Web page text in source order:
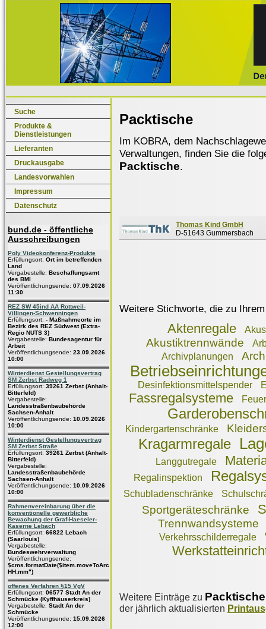
Suche
Produkte &
Dienstleistungen
Lieferanten
Druckausgabe
Landesvorwahlen
Impressum
Datenschutz
bund.de - öffentliche
Ausschreibungen
Poly Videokonferenz-Produkte
Erfüllungsort: Ort im betreffenden
Land
Vergabestelle: Beschaffungsamt
des BMI
Veröffentlichungsende: 07.09.2026
11:30
REZ SW 45ind AA Rottweil-
Villingen-Schwenningen
Erfüllungsort: - Maßnahmeorte im
Bezirk des REZ Südwest (Extra-
Regio NUTS 3)
Vergabestelle: Bundesagentur für
Arbeit
Veröffentlichungsende: 23.09.2026
10:00
Winterdienst Gestellungsvertrag
SM Zerbst Radweg 1
Erfüllungsort: 39261 Zerbst (Anhalt-
Bitterfeld)
Vergabestelle:
Landesstraßenbaubehörde
Sachsen-Anhalt
Veröffentlichungsende: 10.09.2026
10:00
Winterdienst Gestellungsvertrag
SM Zerbst Straße
Erfüllungsort: 39261 Zerbst (Anhalt-
Bitterfeld)
Vergabestelle:
Landesstraßenbaubehörde
Sachsen-Anhalt
Veröffentlichungsende: 10.09.2026
10:00
Rahmenvereinbarung über die
konventionelle gewerbliche
Bewachung der Graf-Haeseler-
Kaserne Lebach
Erfüllungsort: 66822 Lebach
(Saarlouis)
Vergabestelle:
Bundeswehrverwaltung
Veröffentlichungsende:
$cms.formatDate($item.moveToArchive,"dd.MM.yyyy
HH:mm")
offenes Verfahren §15 VgV
Erfüllungsort: 06577 Stadt An der
Schmücke (Kyffhäuserkreis)
Vergabestelle: Stadt An der
Schmücke
Veröffentlichungsende: 15.09.2026
12:00
Packtische
Im KOBRA, dem
Verwaltungen, finden Sie die
Packtische.
Thomas Kind GmbH
D-51643 Gummersbach
Weitere Stichworte, die zu
Aktenregale
Akustiktrennwände
Archivplanungen
Desinfektionsmittelspender
Fassregalsysteme
Kindergartenschränke
Kragarmregale
Langgutregale
Regalinspektion
Schubladenschränke
Sportgeräteschränke
Trennwandsysteme
Verkehrsschilderregale
Weitere Einträge zu Packtische
der jährlich aktualisierten